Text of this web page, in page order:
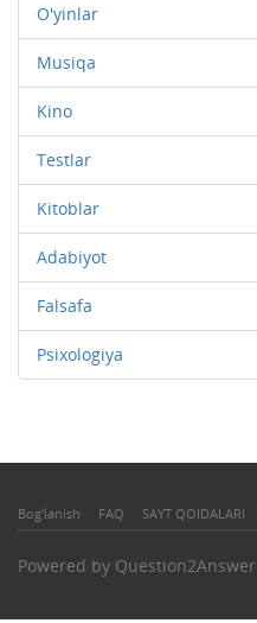
O'yinlar
Musiqa
Kino
Testlar
Kitoblar
Adabiyot
Falsafa
Psixologiya
Bog'lanish FAQ SAYT QOIDALARI
Powered by Question2Answer